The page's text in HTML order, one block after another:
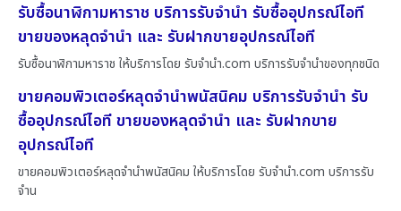
รับซื้อนาฬิกามหาราช บริการรับจำนำ รับซื้ออุปกรณ์ไอที
ขายของหลุดจำนำ และ รับฝากขายอุปกรณ์ไอที
รับซื้อนาฬิกามหาราช ให้บริการโดย รับจํานํา.com บริการรับจำนำของทุกชนิด
ขายคอมพิวเตอร์หลุดจำนำพนัสนิคม บริการรับจำนำ รับ
ซื้ออุปกรณ์ไอที ขายของหลุดจำนำ และ รับฝากขาย
อุปกรณ์ไอที
ขายคอมพิวเตอร์หลุดจำนำพนัสนิคม ให้บริการโดย รับจํานํา.com บริการรับ
จำน